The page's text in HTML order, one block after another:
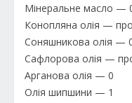
Мінеральне масло —
Конопляна олія — про
Соняшникова олія —
Сафлорова олія —
Арганова олія — 0
Олія шипшини — 1